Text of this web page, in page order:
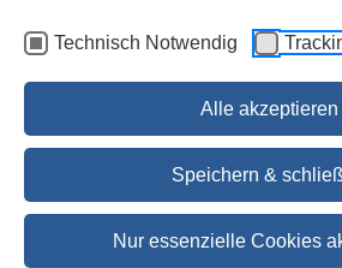
Technisch Notwendig
Alle akzeptieren
Speichern &
Nur essenzielle Cookies